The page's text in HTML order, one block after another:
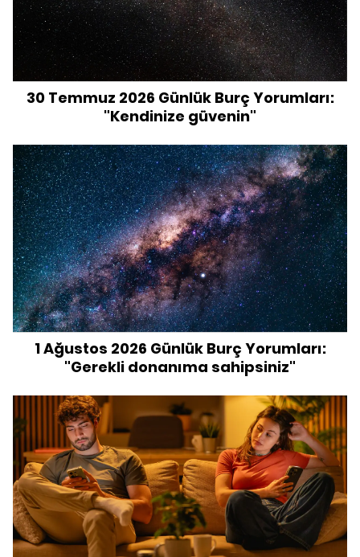
30 Temmuz 2026 Günlük Burç Yorumları:
"Kendinize güvenin"
1 Ağustos 2026 Günlük Burç Yorumları:
"Gerekli donanıma sahipsiniz"